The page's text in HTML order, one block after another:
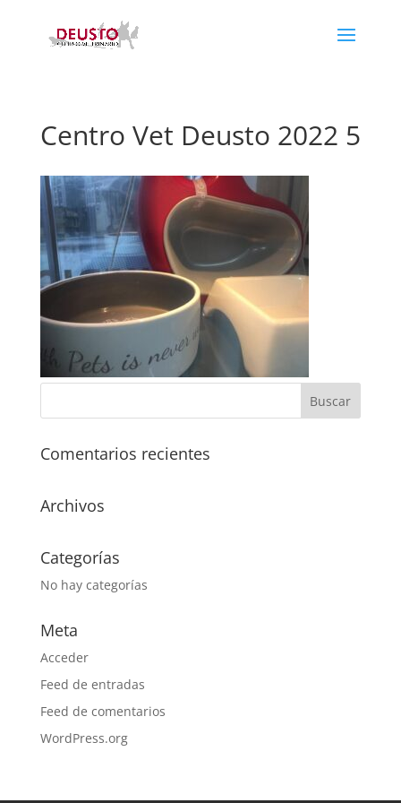
Centro Vet Deusto 2022 5
Comentarios recientes
Archivos
Categorías
No hay categorías
Meta
Acceder
Feed de entradas
Feed de comentarios
WordPress.org